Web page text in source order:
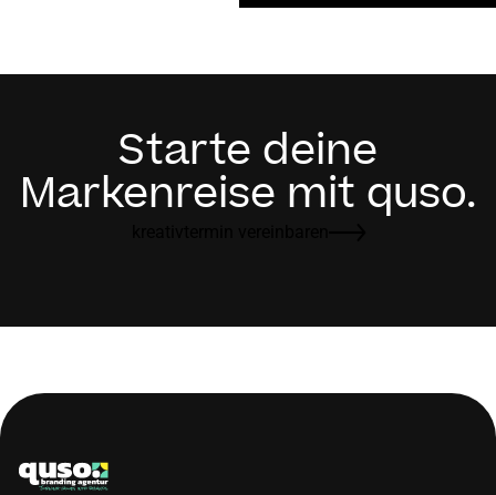
Starte deine
Markenreise mit quso.